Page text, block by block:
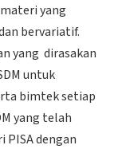
yang
bervariatif.
yang dirasakan
untuk
bimtek setiap
yang telah
dengan